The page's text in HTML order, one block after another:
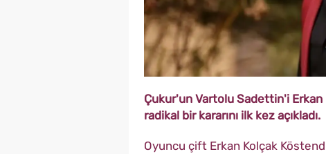
Çukur'un Vartolu Sadettin'i
radikal bir kararını ilk kez açıkladı.
Oyuncu çift Erkan Kolçak